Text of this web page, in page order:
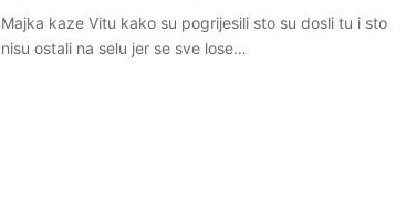
Majka kaze Vitu kako su pogrijesili sto su dosli tu i sto
nisu ostali na selu jer se sve lose…